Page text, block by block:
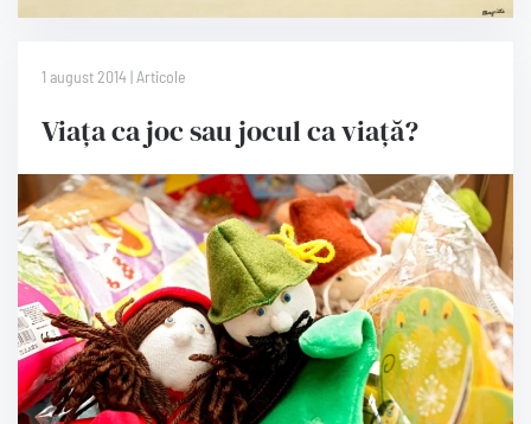
1 august 2014 | Articole
Viața ca joc sau jocul ca viață?